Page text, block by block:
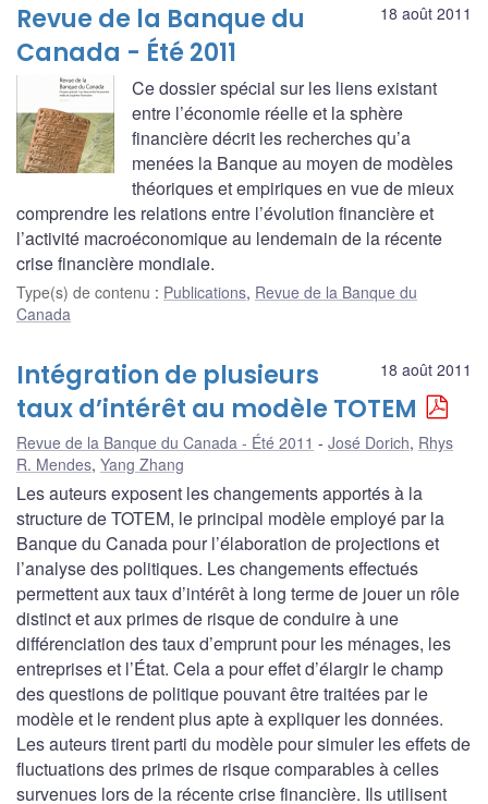
18 août 2011
Revue de la Banque du
Canada - Été 2011
Ce dossier spécial sur les liens existant
entre l’économie réelle et la sphère
financière décrit les recherches qu’a
menées la Banque au moyen de modèles
théoriques et empiriques en vue de mieux
comprendre les relations entre l’évolution financière et
l’activité macroéconomique au lendemain de la récente
crise financière mondiale.
Type(s) de contenu : Publications, Revue de la Banque du
Canada
18 août 2011
Intégration de plusieurs
taux d’intérêt au modèle TOTEM
Revue de la Banque du Canada - Été 2011 José Dorich, Rhys
R. Mendes, Yang Zhang
Les auteurs exposent les changements apportés à la
structure de TOTEM, le principal modèle employé par la
Banque du Canada pour l’élaboration de projections et
l’analyse des politiques. Les changements effectués
permettent aux taux d’intérêt à long terme de jouer un rôle
distinct et aux primes de risque de conduire à une
différenciation des taux d’emprunt pour les ménages, les
entreprises et l’État. Cela a pour effet d’élargir le champ
des questions de politique pouvant être traitées par le
modèle et le rendent plus apte à expliquer les données.
Les auteurs tirent parti du modèle pour simuler les effets de
fluctuations des primes de risque comparables à celles
survenues lors de la récente crise financière. Ils utilisent